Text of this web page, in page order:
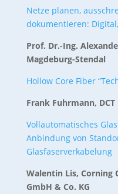
Netze planen,
dokumentieren:
Prof. Dr.-Ing.
Magdeburg-Stendal
Hollow Core Fiber
Frank Fuhrmann, DCT
Vollautomatisches
Anbindung von
Glasfaserverkabelung
Walentin Lis, Corning
GmbH & Co. KG